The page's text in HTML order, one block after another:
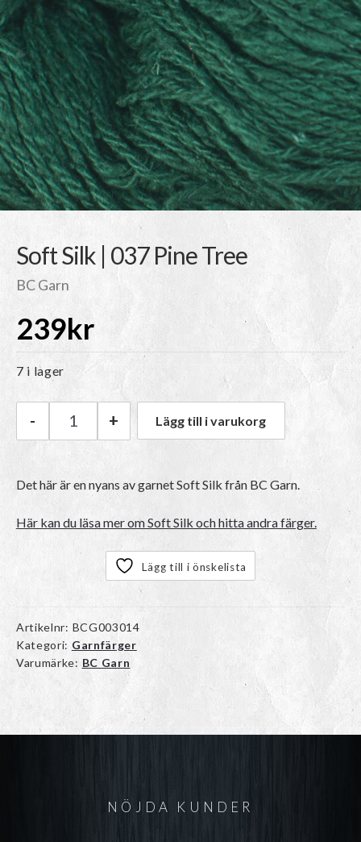
Soft Silk | 037 Pine Tree
BC Garn
239kr
7 i lager
BC Garn Soft Silk | 037 Pine Tree mängd
- + Lägg till i varukorg
Det här är en nyans av garnet Soft Silk från BC Garn.
Här kan du läsa mer om Soft Silk och hitta andra färger.
Lägg till i önskelista
Artikelnr: BCG003014
Kategori: Garnfärger
Varumärke: BC Garn
NÖJDA KUNDER